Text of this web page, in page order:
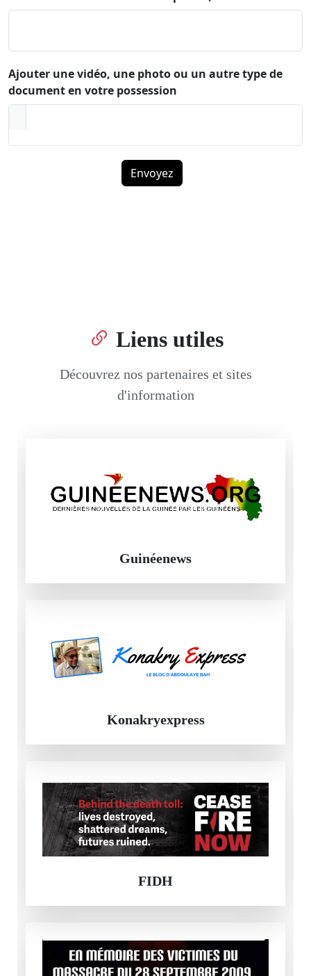
Ajouter une vidéo, une photo ou un autre type de
document en votre possession
Envoyez
Liens utiles
Découvrez nos partenaires et sites
d'information
Guinéenews
Konakryexpress
FIDH